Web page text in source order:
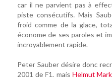
car il ne parvient pas à
piste consécutifs. Mais
froid comme de la glace,
économe de ses paroles et
incroyablement rapide.
Peter Sauber désire donc
2001 de F1, mais Helmut